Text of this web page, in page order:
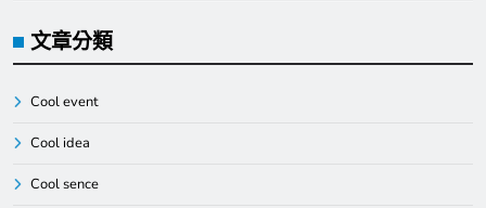
文章分類
Cool event
Cool idea
Cool sence